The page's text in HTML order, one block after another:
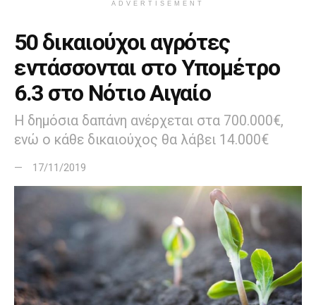
ADVERTISEMENT
50 δικαιούχοι αγρότες
εντάσσονται στο Υπομέτρο
6.3 στο Νότιο Αιγαίο
Η δημόσια δαπάνη ανέρχεται στα 700.000€,
ενώ ο κάθε δικαιούχος θα λάβει 14.000€
17/11/2019